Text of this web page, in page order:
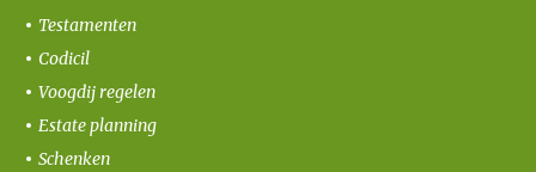
Testamenten
Codicil
Voogdij regelen
Estate planning
Schenken